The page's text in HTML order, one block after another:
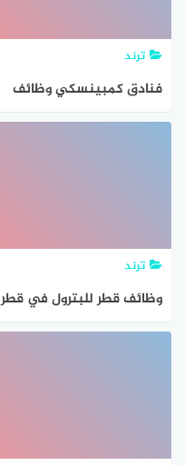
ترند
فنادق كمبينسكي وظائف
قطر للمواطنين والاجانب
ترند
وظائف قطر للبترول في قطر
للمواطنين والاجانب